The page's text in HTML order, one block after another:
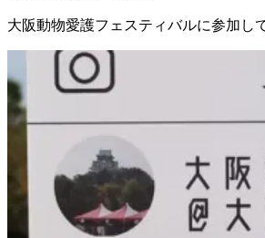
大阪動物愛護フェスティバルに参加し